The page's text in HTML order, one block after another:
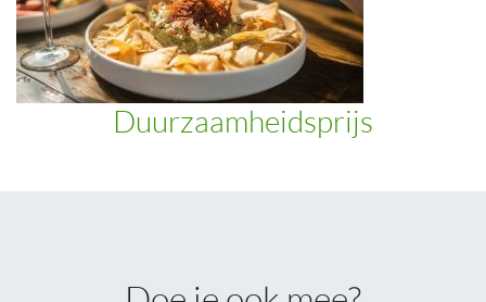
Duurzaamheidsprijs